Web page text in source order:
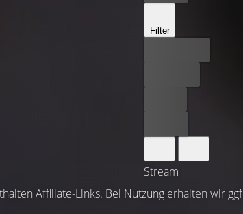
Filter
Stream
Affiliate-Links. Bei Nutzung erhalten wir